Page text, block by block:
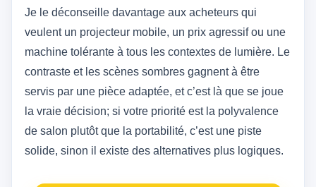
Je le déconseille davantage aux acheteurs qui
veulent un projecteur mobile, un prix agressif ou une
machine tolérante à tous les contextes de lumière. Le
contraste et les scènes sombres gagnent à être
servis par une pièce adaptée, et c’est là que se joue
la vraie décision; si votre priorité est la polyvalence
de salon plutôt que la portabilité, c’est une piste
solide, sinon il existe des alternatives plus logiques.